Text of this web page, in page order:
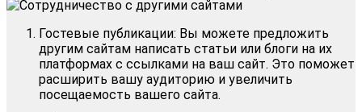
Гостевые публикации: Вы можете предложить
другим сайтам написать статьи или блоги на их
платформах с ссылками на ваш сайт. Это поможет
расширить вашу аудиторию и увеличить
посещаемость вашего сайта.